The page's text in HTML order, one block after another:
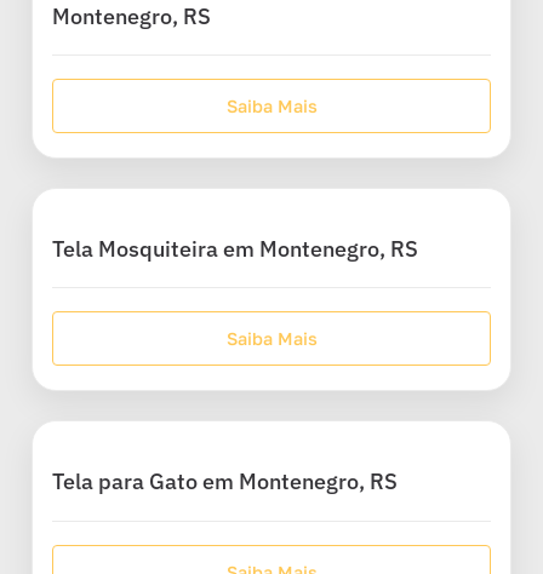
Montenegro, RS
Saiba Mais
Tela Mosquiteira em Montenegro, RS
Saiba Mais
Tela para Gato em Montenegro, RS